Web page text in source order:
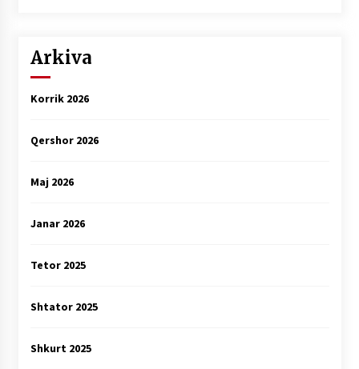
Arkiva
Korrik 2026
Qershor 2026
Maj 2026
Janar 2026
Tetor 2025
Shtator 2025
Shkurt 2025